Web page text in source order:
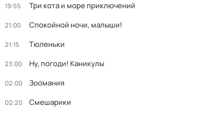
19:55 Три кота и море приключений
21:00 Спокойной ночи, малыши!
21:15 Тюленьки
23:00 Ну, погоди! Каникулы
02:00 Зоомания
02:20 Смешарики